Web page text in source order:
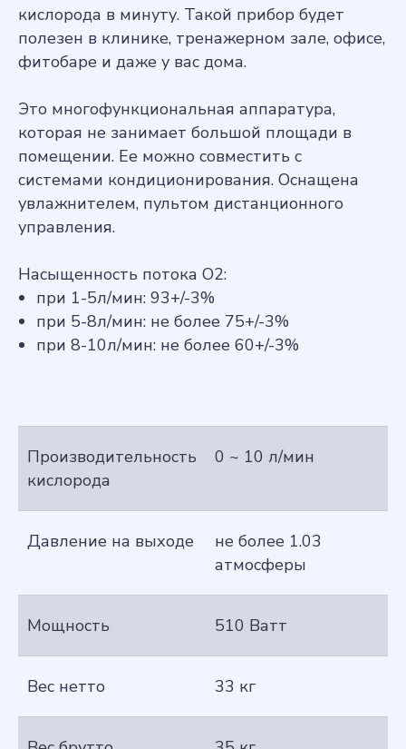
кислорода в минуту. Такой прибор будет
полезен в клинике, тренажерном зале, офисе,
фитобаре и даже у вас дома.
Это многофункциональная аппаратура,
которая не занимает большой площади в
помещении. Ее можно совместить с
системами кондиционирования. Оснащена
увлажнителем, пультом дистанционного
управления.
Насыщенность потока О2:
при 1-5л/мин: 93+/-3%
при 5-8л/мин: не более 75+/-3%
при 8-10л/мин: не более 60+/-3%
Производительность
кислорода
0 ~ 10 л/мин
Давление на выходе
не более 1.03
атмосферы
Мощность 510 Ватт
Вес нетто 33 кг